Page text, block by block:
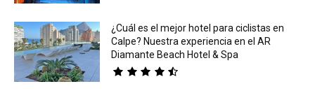
¿Cuál es el mejor hotel para ciclistas en
Calpe? Nuestra experiencia en el AR
Diamante Beach Hotel & Spa